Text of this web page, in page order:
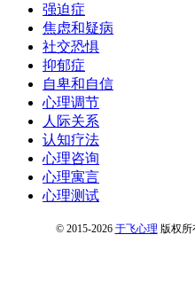
强迫症
焦虑和疑病
社交恐惧
抑郁症
自卑和自信
心理调节
人际关系
认知疗法
心理咨询
心理寓言
心理测试
© 2015-2026 于飞心理 版权所